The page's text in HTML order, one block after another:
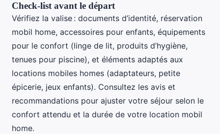
Check-list avant le départ
Vérifiez la valise : documents d’identité, réservation
mobil home, accessoires pour enfants, équipements
pour le confort (linge de lit, produits d’hygiène,
tenues pour piscine), et éléments adaptés aux
locations mobiles homes (adaptateurs, petite
épicerie, jeux enfants). Consultez les avis et
recommandations pour ajuster votre séjour selon le
confort attendu et la durée de votre location mobil
home.